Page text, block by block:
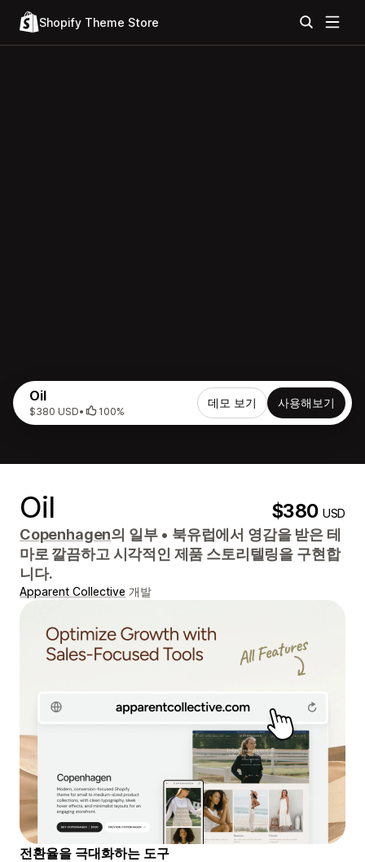
Shopify Theme Store
Oil
$380 USD• 100%
데모 보기 사용해보기
Oil $380USD
Copenhagen의 일부 • 북유럽에서 영감을 받은 테
마로 깔끔하고 시각적인 제품 스토리텔링을 구현합
니다.
Apparent Collective 개발
전환율을 극대화하는 도구